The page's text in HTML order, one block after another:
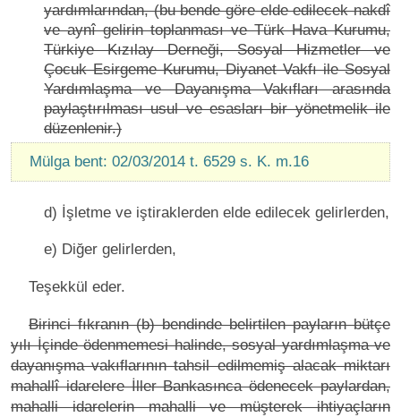
yardımlarından, (bu bende göre elde edilecek nakdî
ve aynî gelirin toplanması ve Türk Hava Kurumu,
Türkiye Kızılay Derneği, Sosyal Hizmetler ve
Çocuk Esirgeme Kurumu, Diyanet Vakfı ile Sosyal
Yardımlaşma ve Dayanışma Vakıfları arasında
paylaştırılması usul ve esasları bir yönetmelik ile
düzenlenir.)
Mülga bent: 02/03/2014 t. 6529 s. K. m.16
d) İşletme ve iştiraklerden elde edilecek gelirlerden,
e) Diğer gelirlerden,
Teşekkül eder.
Birinci fıkranın (b) bendinde belirtilen payların bütçe
yılı İçinde ödenmemesi halinde, sosyal yardımlaşma ve
dayanışma vakıflarının tahsil edilmemiş alacak miktarı
mahallî idarelere İller Bankasınca ödenecek paylardan,
mahalli idarelerin mahalli ve müşterek ihtiyaçların